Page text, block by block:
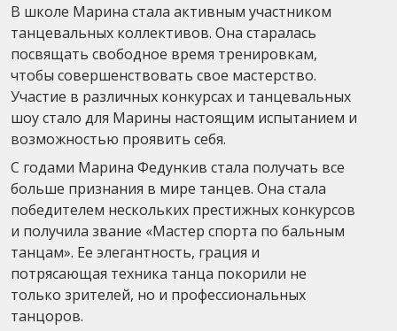
В школе Марина стала активным участником
танцевальных коллективов. Она старалась
посвящать свободное время тренировкам,
чтобы совершенствовать свое мастерство.
Участие в различных конкурсах и танцевальных
шоу стало для Марины настоящим испытанием и
возможностью проявить себя.
С годами Марина Федункив стала получать все
больше признания в мире танцев. Она стала
победителем нескольких престижных конкурсов
и получила звание «Мастер спорта по бальным
танцам». Ее элегантность, грация и
потрясающая техника танца покорили не
только зрителей, но и профессиональных
танцоров.